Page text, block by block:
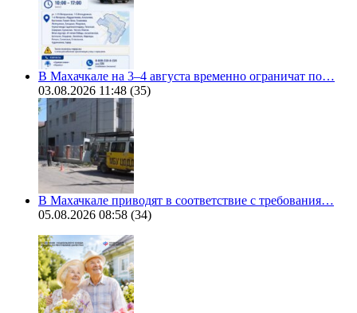
В Махачкале на 3–4 августа временно ограничат по…
03.08.2026 11:48 (35)
В Махачкале приводят в соответствие с требования…
05.08.2026 08:58 (34)